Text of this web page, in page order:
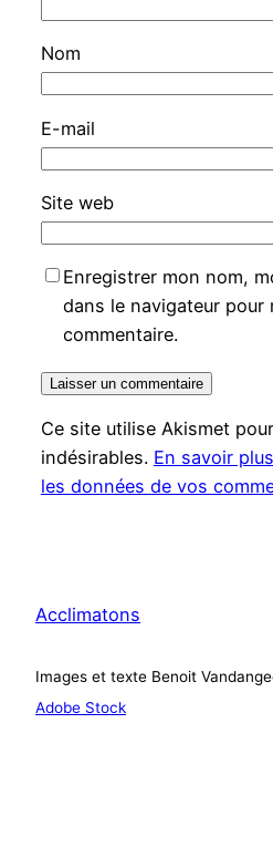
Nom
E-mail
Site web
Enregistrer mon nom,
dans le navigateur pour
commentaire.
Ce site utilise Akismet
indésirables. En savoir
les données de vos
Acclimatons
Images et texte Benoit
Adobe Stock